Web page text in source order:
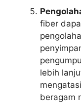
fiber
lebih
beragam